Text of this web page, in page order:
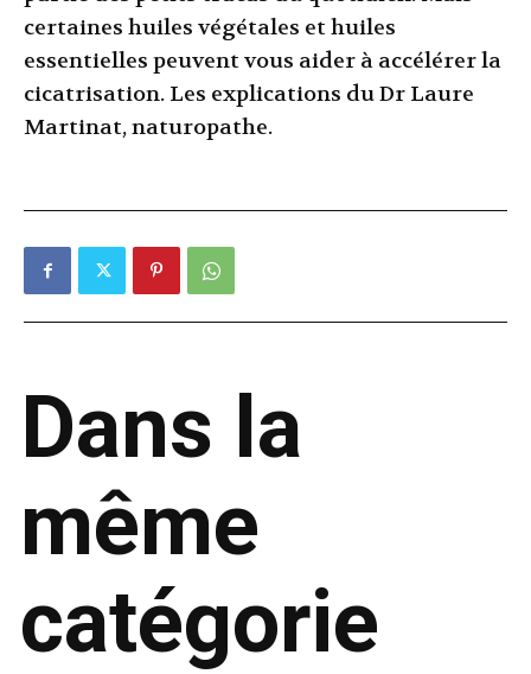
certaines huiles végétales et huiles
essentielles peuvent vous aider à accélérer la
cicatrisation. Les explications du Dr Laure
Martinat, naturopathe.
Dans la
même
catégorie